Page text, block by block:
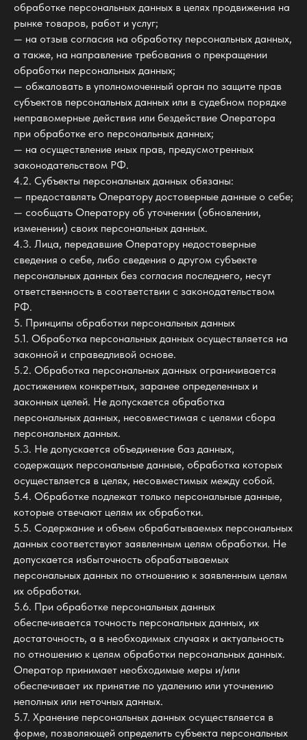
обработке персональных данных в целях продвижения на
рынке товаров, работ и услуг;
— на отзыв согласия на обработку персональных данных,
а также, на направление требования о прекращении
обработки персональных данных;
— обжаловать в уполномоченный орган по защите прав
субъектов персональных данных или в судебном порядке
неправомерные действия или бездействие Оператора
при обработке его персональных данных;
— на осуществление иных прав, предусмотренных
законодательством РФ.
4.2. Субъекты персональных данных обязаны:
— предоставлять Оператору достоверные данные о себе;
— сообщать Оператору об уточнении (обновлении,
изменении) своих персональных данных.
4.3. Лица, передавшие Оператору недостоверные
сведения о себе, либо сведения о другом субъекте
персональных данных без согласия последнего, несут
ответственность в соответствии с законодательством
РФ.
5. Принципы обработки персональных данных
5.1. Обработка персональных данных осуществляется на
законной и справедливой основе.
5.2. Обработка персональных данных ограничивается
достижением конкретных, заранее определенных и
законных целей. Не допускается обработка
персональных данных, несовместимая с целями сбора
персональных данных.
5.3. Не допускается объединение баз данных,
содержащих персональные данные, обработка которых
осуществляется в целях, несовместимых между собой.
5.4. Обработке подлежат только персональные данные,
которые отвечают целям их обработки.
5.5. Содержание и объем обрабатываемых персональных
данных соответствуют заявленным целям обработки. Не
допускается избыточность обрабатываемых
персональных данных по отношению к заявленным целям
их обработки.
5.6. При обработке персональных данных
обеспечивается точность персональных данных, их
достаточность, а в необходимых случаях и актуальность
по отношению к целям обработки персональных данных.
Оператор принимает необходимые меры и/или
обеспечивает их принятие по удалению или уточнению
неполных или неточных данных.
5.7. Хранение персональных данных осуществляется в
форме, позволяющей определить субъекта персональных